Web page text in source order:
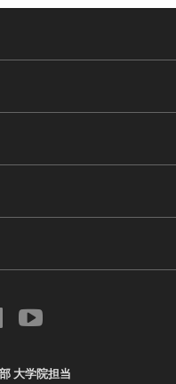
大学院担当